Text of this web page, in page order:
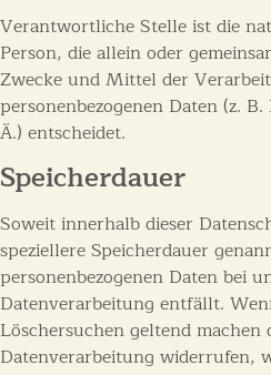
Verantwortliche Stelle ist die
Person, die allein oder
Zwecke und Mittel der
personenbezogenen Daten (z.
Ä.) entscheidet.
Speicherdauer
Soweit innerhalb dieser
speziellere Speicherdauer
personenbezogenen Daten bei
Datenverarbeitung entfällt.
Löschersuchen geltend
Datenverarbeitung widerrufen,